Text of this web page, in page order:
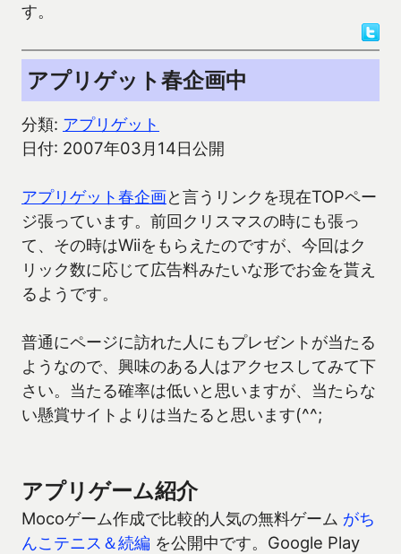
す。
アプリゲット春企画中
分類: アプリゲット
日付: 2007年03月14日公開
アプリゲット春企画と言うリンクを現在TOPペー
ジ張っています。前回クリスマスの時にも張っ
て、その時はWiiをもらえたのですが、今回はク
リック数に応じて広告料みたいな形でお金を貰え
るようです。
普通にページに訪れた人にもプレゼントが当たる
ようなので、興味のある人はアクセスしてみて下
さい。当たる確率は低いと思いますが、当たらな
い懸賞サイトよりは当たると思います(^^;
アプリゲーム紹介
Mocoゲーム作成で比較的人気の無料ゲーム がち
んこテニス＆続編 を公開中です。Google Play